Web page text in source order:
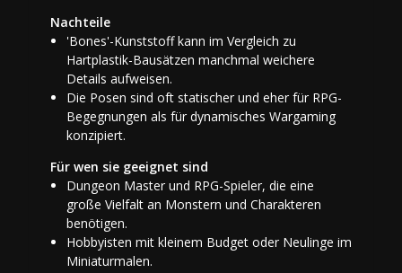
Nachteile
'Bones'-Kunststoff kann im Vergleich zu
Hartplastik-Bausätzen manchmal weichere
Details aufweisen.
Die Posen sind oft statischer und eher für RPG-
Begegnungen als für dynamisches Wargaming
konzipiert.
Für wen sie geeignet sind
Dungeon Master und RPG-Spieler, die eine
große Vielfalt an Monstern und Charakteren
benötigen.
Hobbyisten mit kleinem Budget oder Neulinge im
Miniaturmalen.